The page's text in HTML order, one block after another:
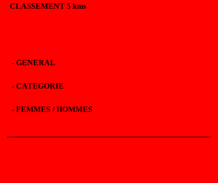
CLASSEMENT 5 kms
- GENERAL
- CATEGORIE
- FEMMES / HOMMES